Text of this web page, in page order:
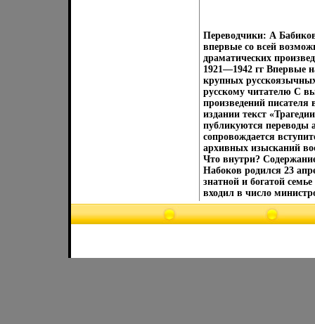
Переводчики: А
впервые со всей
драматических
1921—1942 гг Впервые
крупных
русскому читателю С
произведений
издании текст
публикуются переводы
сопровождается
архивных изысканий
Что внутри?
Набоков родился 23
знатной и богатой
входил в число